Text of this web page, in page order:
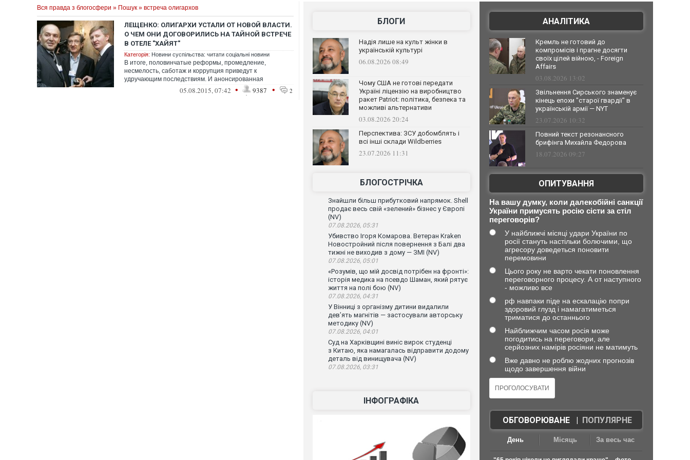
Вся правда з блогосфери » Пошук » встреча олигархов
ЛЕЩЕНКО: ОЛИГАРХИ УСТАЛИ ОТ НОВОЙ ВЛАСТИ.
О ЧЕМ ОНИ ДОГОВОРИЛИСЬ НА ТАЙНОЙ ВСТРЕЧЕ
В ОТЕЛЕ "ХАЙЯТ"
Категорія: Новини суспільства: читати соціальні новини
В итоге, половинчатые реформы, промедление,
несмелость, саботаж и коррупция приведут к
удручающим последствиям. И анонсированная
"деолигархизация" выл...05.08.2015, 07:42 • 9387 • 2
БЛОГИ
Надія лише на культ жінки в
українській культурі
06.08.2026 08:49
Чому США не готові передати
Україні ліцензію на виробництво
ракет Patriot: політика, безпека та
можливі альтернативи
03.08.2026 20:24
Перспектива: ЗСУ добомблять і
всі інші склади Wildberries
23.07.2026 11:31
БЛОГОСТРІЧКА
Знайшли більш прибутковий напрямок. Shell
продає весь свій «зелений» бізнес у Європі
(NV)
07.08.2026, 05:31
Убивство Ігоря Комарова. Ветеран Kraken
Новостройний після повернення з Балі два
тижні не виходив з дому — ЗМІ (NV)
07.08.2026, 05:01
«Розумів, що мій досвід потрібен на фронті»:
історія медика на псевдо Шаман, який рятує
життя на полі бою (NV)
07.08.2026, 04:31
У Вінниці з організму дитини видалили
дев’ять магнітів — застосували авторську
методику (NV)
07.08.2026, 04:01
Суд на Харківщині виніс вирок студенці
з Китаю, яка намагалась відправити додому
деталь від винищувача (NV)
07.08.2026, 03:31
ІНФОГРАФІКА
АНАЛІТИКА
Кремль не готовий до
компромісів і прагне досягти
своїх цілей війною, - Foreign
Affairs
03.08.2026 13:02
Звільнення Сирського знаменує
кінець епохи "старої гвардії" в
українській армії — NYT
23.07.2026 10:32
Повний текст резонансного
брифінга Михайла Федорова
18.07.2026 09:27
ОПИТУВАННЯ
На вашу думку, коли далекобійні санкції
України примусять росію сісти за стіл
переговорів?
У найближчі місяці удари України по
росії стануть настільки болючими, що
агресору доведеться поновити
перемовини
Цього року не варто чекати поновлення
переговорного процесу. А от наступного
- можливо все
рф навпаки піде на ескалацію попри
здоровий глузд і намагатиметься
триматися до останнього
Найближчим часом росія може
погодитись на переговори, але
серйозних намірів росіяни не матимуть
Вже давно не роблю жодних прогнозів
щодо завершення війни
ОБГОВОРЮВАНЕ| ПОПУЛЯРНЕ
День Місяць За весь час